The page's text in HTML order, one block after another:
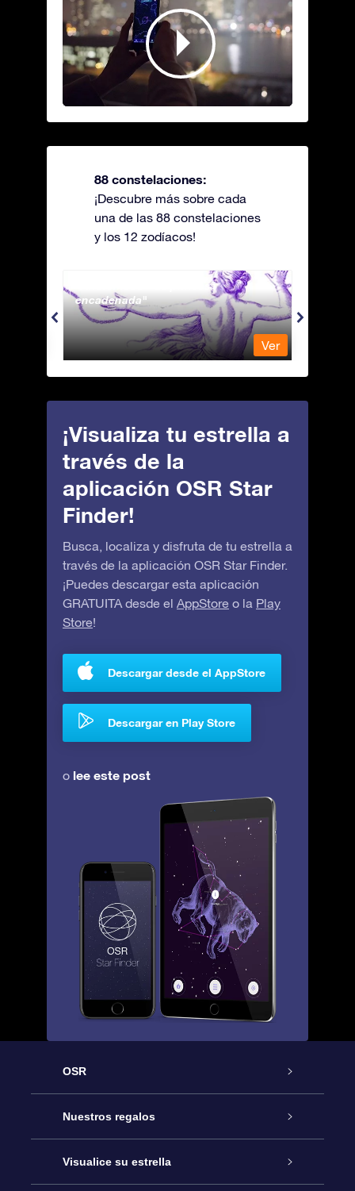
88 constelaciones:
¡Descubre más sobre cada
una de las 88 constelaciones
y los 12 zodíacos!
Andromeda - La princesa
encadenada
Ver
¡Visualiza tu estrella a
través de la
aplicación OSR Star
Finder!
Busca, localiza y disfruta de tu estrella a
través de la aplicación OSR Star Finder.
¡Puedes descargar esta aplicación
GRATUITA desde el AppStore o la Play
Store!
Descargar desde el AppStore
Descargar en Play Store
o lee este post
OSR
Atención
Contáctanos
Nuestros regalos
Regalo Estrella Online
Visualice su estrella